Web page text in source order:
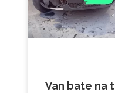
Van bate na